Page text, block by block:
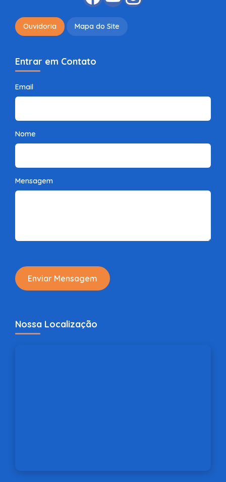
Ouvidoria Mapa do Site
Entrar em Contato
Email
Nome
Mensagem
Enviar Mensagem
Nossa Localização